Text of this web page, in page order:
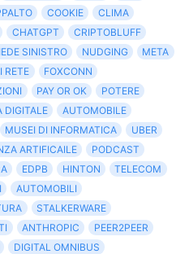
COOKIE
CLIMA
CHATGPT
CRIPTOBLUFF
SINISTRO NUDGING
META
RETE
FOXCONN
PAY OR OK
POTERE
DIGITALE
AUTOMOBILE
MUSEI DI INFORMATICA
UBER
ARTIFICAILE
PODCAST
EDPB HINTON
TELECOM
AUTOMOBILI
STALKERWARE
ANTHROPIC
PEER2PEER
DIGITAL OMNIBUS